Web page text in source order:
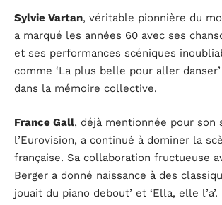
Sylvie Vartan, véritable pionnière du
a marqué les années 60 avec ses
et ses performances scéniques
comme ‘La plus belle pour aller
dans la mémoire collective.
France Gall, déjà mentionnée pour son
l’Eurovision, a continué à dominer la
française. Sa collaboration fructueuse
Berger a donné naissance à des
jouait du piano debout’ et ‘Ella, elle l’a’.